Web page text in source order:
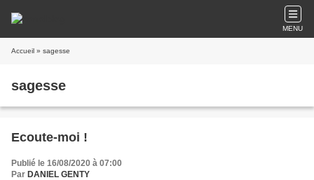
MENU
Accueil » sagesse
sagesse
Ecoute-moi !
Publié le 16/08/2020 à 07:00
Par DANIEL GENTY